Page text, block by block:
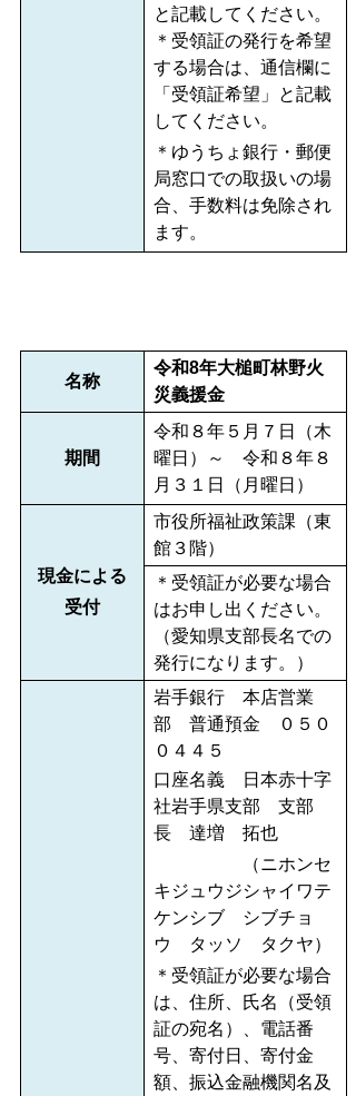
と記載してください。
＊受領証の発行を希望
する場合は、通信欄に
「受領証希望」と記載
してください。
＊ゆうちょ銀行・郵便
局窓口での取扱いの場
合、手数料は免除され
ます。
名称
令和8年大槌町林野火
災義援金
期間
令和８年５月７日（木
曜日）～ 令和８年８
月３１日（月曜日）
現金による
受付
市役所福祉政策課（東
館３階）
＊受領証が必要な場合
はお申し出ください。
（愛知県支部長名での
発行になります。）
岩手銀行 本店営業
部 普通預金 ０５０
０４４５
口座名義 日本赤十字
社岩手県支部 支部
長 達増 拓也
（ニホンセ
キジュウジシャイワテ
ケンシブ シブチョ
ウ タッソ タクヤ）
＊受領証が必要な場合
は、住所、氏名（受領
証の宛名）、電話番
号、寄付日、寄付金
額、振込金融機関名及